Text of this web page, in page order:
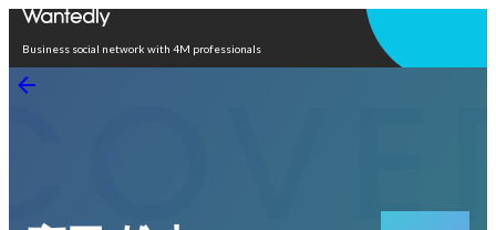
Business social network with 4M professionals